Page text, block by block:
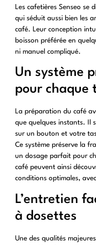
Les cafetières Senseo se
qui séduit aussi bien les
café. Leur conception
boisson préférée en
ni manuel compliqué.
Un système
pour chaque
La préparation du café
que quelques instants. Il
sur un bouton et votre
Ce système préserve la
un dosage parfait pour
café peuvent ainsi
conditions optimales,
L’entretien
à dosettes
Une des qualités